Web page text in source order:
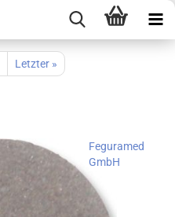
Letzter »
Feguramed
GmbH